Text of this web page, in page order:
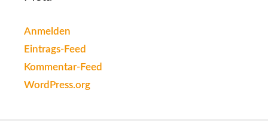
Anmelden
Eintrags-Feed
Kommentar-Feed
WordPress.org